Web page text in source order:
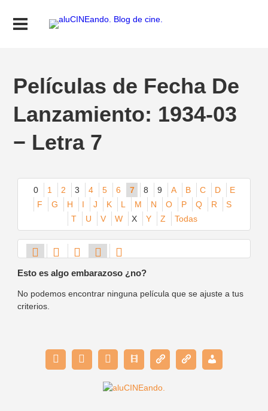
Películas de Fecha De
Lanzamiento: 1934-03
− Letra 7
0 1 2 3 4 5 6 7 8 9 A B C D
E
F
G H I J K L M N O P Q R
S
T
U V W X Y Z Todas
Esto es algo embarazoso ¿no?
No podemos encontrar ninguna película que se ajuste a tus
criterios.